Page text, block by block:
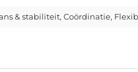
& stabiliteit, Coördinatie,